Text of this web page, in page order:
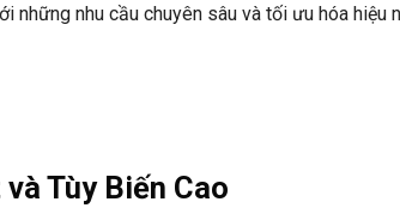
những nhu cầu chuyên sâu và tối ưu hóa hiệu
Tùy Biến Cao